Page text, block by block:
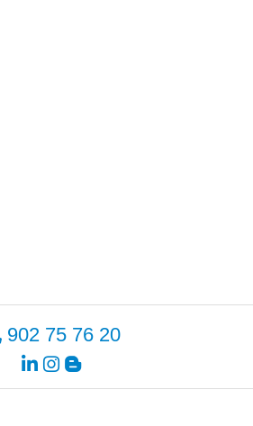
902 75 76 20